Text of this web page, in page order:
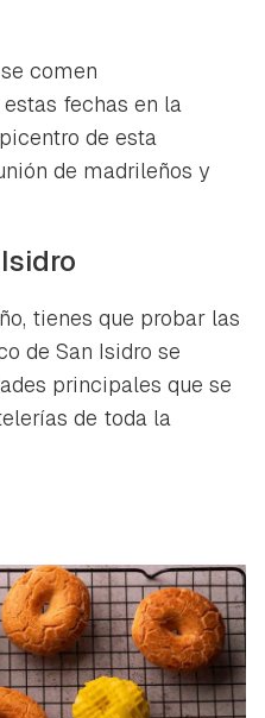
comen
fechas en la
de esta
de madrileños y
tienes que probar las
de San Isidro se
principales que se
de toda la